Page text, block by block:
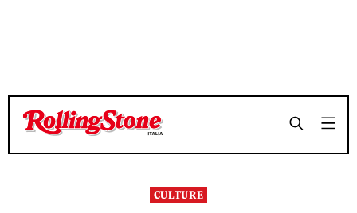
TEMPO DI LETTURA 4 MINUTI SHARE
TEMPO DI LETTURA 4 MINUTI SHARE
CULTURE